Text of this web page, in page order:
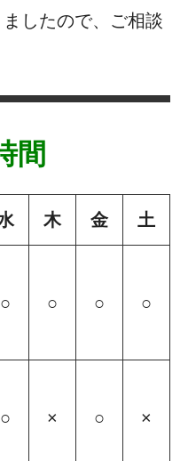
したので、ご相談
間
木 金 土
○ ○ ○ ○
○ × ○ ×